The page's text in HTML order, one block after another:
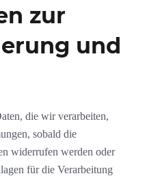
zur
und
die wir verarbeiten,
sobald die
widerrufen werden oder
für die Verarbeitung